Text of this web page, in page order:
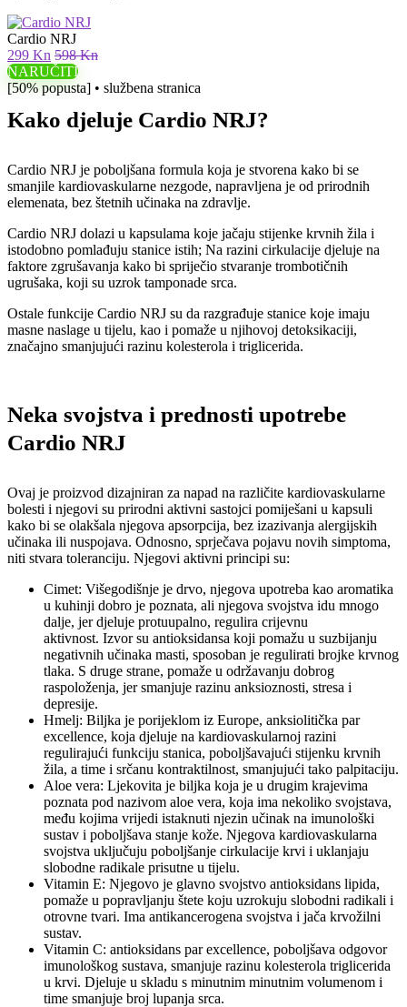
Cardio NRJ
299 Kn 598 Kn
NARUČITI
[50% popusta] • službena stranica
Kako djeluje Cardio NRJ?
Cardio NRJ je poboljšana formula koja je stvorena kako bi se
smanjile kardiovaskularne nezgode, napravljena je od prirodnih
elemenata, bez štetnih učinaka na zdravlje.
Cardio NRJ dolazi u kapsulama koje jačaju stijenke krvnih žila i
istodobno pomlađuju stanice istih; Na razini cirkulacije djeluje na
faktore zgrušavanja kako bi spriječio stvaranje trombotičnih
ugrušaka, koji su uzrok tamponade srca.
Ostale funkcije Cardio NRJ su da razgrađuje stanice koje imaju
masne naslage u tijelu, kao i pomaže u njihovoj detoksikaciji,
značajno smanjujući razinu kolesterola i triglicerida.
Neka svojstva i prednosti upotrebe
Cardio NRJ
Ovaj je proizvod dizajniran za napad na različite kardiovaskularne
bolesti i njegovi su prirodni aktivni sastojci pomiješani u kapsuli
kako bi se olakšala njegova apsorpcija, bez izazivanja alergijskih
učinaka ili nuspojava. Odnosno, sprječava pojavu novih simptoma,
niti stvara toleranciju. Njegovi aktivni principi su:
Cimet: Višegodišnje je drvo, njegova upotreba kao aromatika
u kuhinji dobro je poznata, ali njegova svojstva idu mnogo
dalje, jer djeluje protuupalno, regulira crijevnu
aktivnost. Izvor su antioksidansa koji pomažu u suzbijanju
negativnih učinaka masti, sposoban je regulirati brojke krvnog
tlaka. S druge strane, pomaže u održavanju dobrog
raspoloženja, jer smanjuje razinu anksioznosti, stresa i
depresije.
Hmelj: Biljka je porijeklom iz Europe, anksiolitička par
excellence, koja djeluje na kardiovaskularnoj razini
regulirajući funkciju stanica, poboljšavajući stijenku krvnih
žila, a time i srčanu kontraktilnost, smanjujući tako palpitaciju.
Aloe vera: Ljekovita je biljka koja je u drugim krajevima
poznata pod nazivom aloe vera, koja ima nekoliko svojstava,
među kojima vrijedi istaknuti njezin učinak na imunološki
sustav i poboljšava stanje kože. Njegova kardiovaskularna
svojstva uključuju poboljšanje cirkulacije krvi i uklanjaju
slobodne radikale prisutne u tijelu.
Vitamin E: Njegovo je glavno svojstvo antioksidans lipida,
pomaže u popravljanju štete koju uzrokuju slobodni radikali i
otrovne tvari. Ima antikancerogena svojstva i jača krvožilni
sustav.
Vitamin C: antioksidans par excellence, poboljšava odgovor
imunološkog sustava, smanjuje razinu kolesterola triglicerida
u krvi. Djeluje u skladu s minutnim minutnim volumenom i
time smanjuje broj lupanja srca.